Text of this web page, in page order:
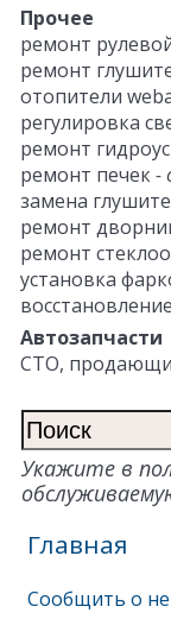
Прочее
ремонт
ремонт
отопители
регулировка
ремонт
ремонт печек-
замена
ремонт
ремонт
установка
Автозапчасти
СТО,
Укажите в
Главная
Сообщить о